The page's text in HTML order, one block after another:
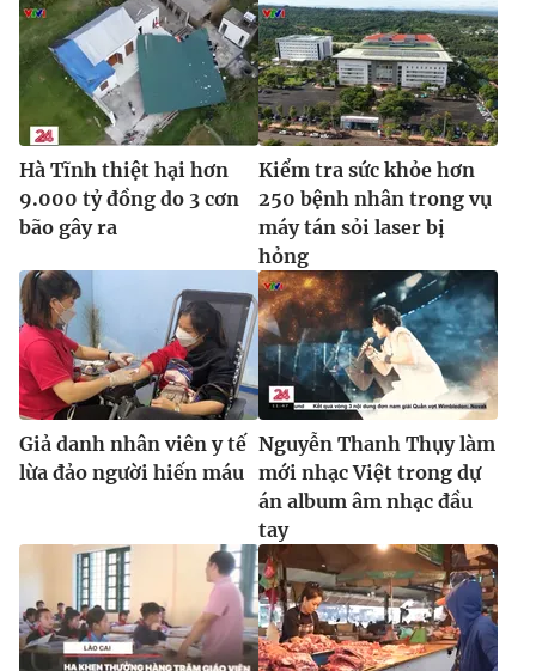
Hà Tĩnh thiệt hại hơn
9.000 tỷ đồng do 3 cơn
bão gây ra
Kiểm tra sức khỏe hơn
250 bệnh nhân trong vụ
máy tán sỏi laser bị
hỏng
Giả danh nhân viên y tế
lừa đảo người hiến máu
Nguyễn Thanh Thụy làm
mới nhạc Việt trong dự
án album âm nhạc đầu
tay